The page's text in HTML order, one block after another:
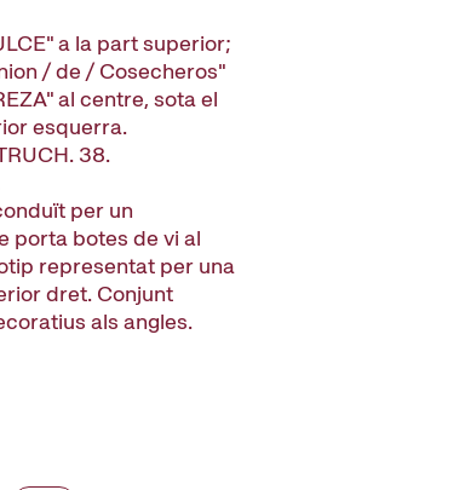
a la part superior;
/ de / Cosecheros"
al centre, sota el
esquerra.
38.
per un
porta botes de vi al
representat per una
dret. Conjunt
als angles.